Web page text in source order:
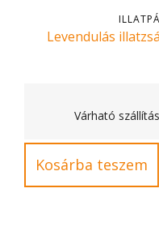
Levendulás
Várható
Kosárba teszem